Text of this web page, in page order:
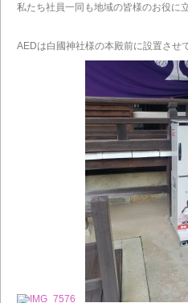
私たち社員一同も地域の皆様のお役に
AEDは白國神社様の本殿前に設置させ